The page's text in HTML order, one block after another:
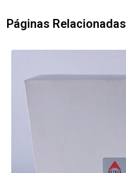
Páginas Relacionadas